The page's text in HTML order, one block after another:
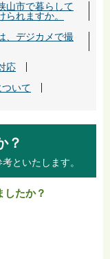
山市で暮らして
れますか。
、デジカメで撮
応
いて
？
といたします。
したか？